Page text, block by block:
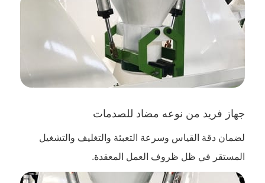
جهاز فريد من نوعه مضاد للصدمات
لضمان دقة القياس وسرعة التعبئة والتغليف والتشغيل
المستقر في ظل ظروف العمل المعقدة.